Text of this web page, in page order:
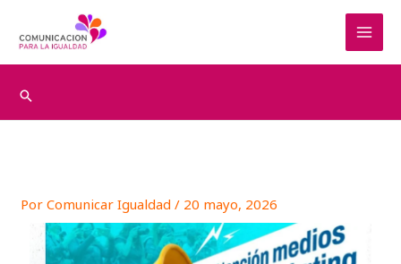
contenido
Buscar
PorComunicar Igualdad/ 20 mayo, 2026